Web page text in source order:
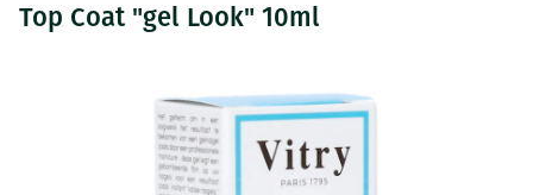
Top Coat "gel Look" 10ml